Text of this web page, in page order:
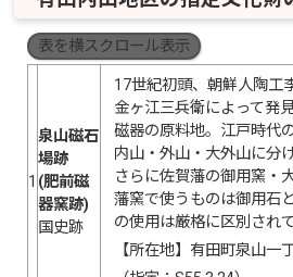
表を横スクロール表示
1
泉山磁石
場跡
(肥前磁
器窯跡)
国史跡
17世紀初頭、朝鮮人陶工
金ヶ江三兵衛によって発
磁器の原料地。江戸時代
内山・外山・大外山に分
さらに佐賀藩の御用窯・
藩窯で使うものは御用石
の使用は厳格に区別されて
【所在地】有田町泉山一